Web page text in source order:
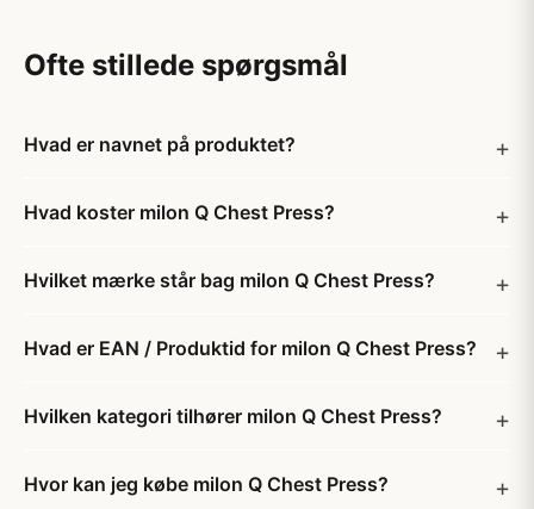
Ofte stillede spørgsmål
Hvad er navnet på produktet?
Hvad koster milon Q Chest Press?
Hvilket mærke står bag milon Q Chest Press?
Hvad er EAN / Produktid for milon Q Chest Press?
Hvilken kategori tilhører milon Q Chest Press?
Hvor kan jeg købe milon Q Chest Press?